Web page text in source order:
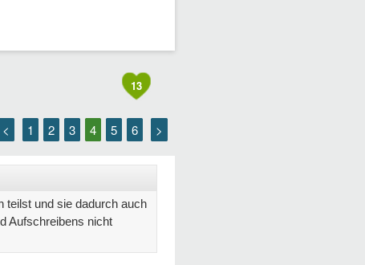
13
< 1 2 3 4 5 6 >
teilst und sie dadurch auch
Aufschreibens nicht